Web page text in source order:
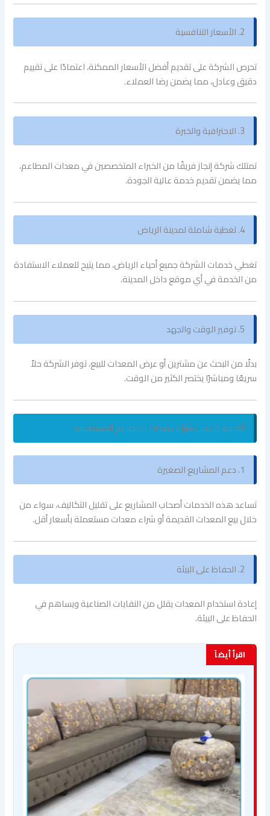
2. الأسعار التنافسية
تحرص الشركة على تقديم أفضل الأسعار الممكنة، اعتمادًا على تقييم
دقيق وعادل، مما يضمن رضا العملاء.
3. الاحترافية والخبرة
تمتلك شركة إنجاز فريقًا من الخبراء المتخصصين في معدات المطاعم،
مما يضمن تقديم خدمة عالية الجودة.
4. تغطية شاملة لمدينة الرياض
تغطي خدمات الشركة جميع أحياء الرياض، مما يتيح للعملاء الاستفادة
من الخدمة في أي موقع داخل المدينة.
5. توفير الوقت والجهد
بدلًا من البحث عن مشترين أو عرض المعدات للبيع، توفر الشركة حلاً
سريعًا ومباشرًا يختصر الكثير من الوقت.
أهمية خدمات شراء معدات المطاعم المستعملة
1. دعم المشاريع الصغيرة
تساعد هذه الخدمات أصحاب المشاريع على تقليل التكاليف، سواء من
خلال بيع المعدات القديمة أو شراء معدات مستعملة بأسعار أقل.
2. الحفاظ على البيئة
إعادة استخدام المعدات يقلل من النفايات الصناعية ويساهم في
الحفاظ على البيئة.
اقرأ أيضاً